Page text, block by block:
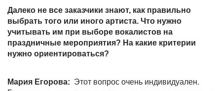
Далеко не все заказчики знают, как правильно
выбрать того или иного артиста. Что нужно
учитывать им при выборе вокалистов на
праздничные мероприятия? На какие критерии
нужно ориентироваться?
Мария Егорова: Этот вопрос очень индивидуален.